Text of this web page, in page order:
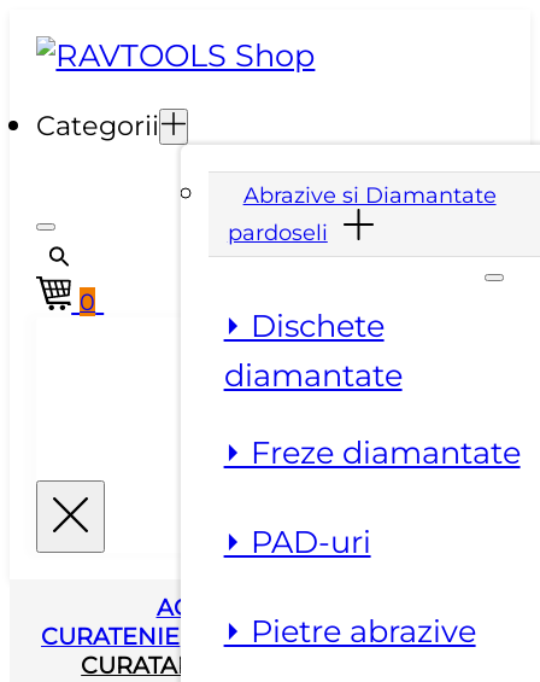
Categorii
Abrazive si Diamantate
pardoseli
⏵ Dischete
diamantate
⏵ Freze diamantate
⏵ PAD-uri
⏵ Pietre abrazive
0
ACASA
CURATENIE
LUCIDO METALLI (SOLUTIE
CURATARE SI LUSTRUIRE METALE)